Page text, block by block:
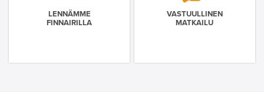
LENNÄMME
FINNAIRILLA
VASTUULLINEN
MATKAILU